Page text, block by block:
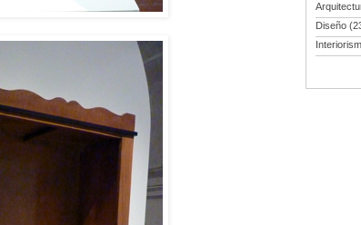
Diseño